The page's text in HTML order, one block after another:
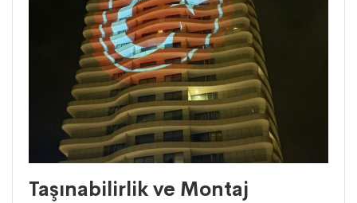
Taşınabilirlik ve Montaj